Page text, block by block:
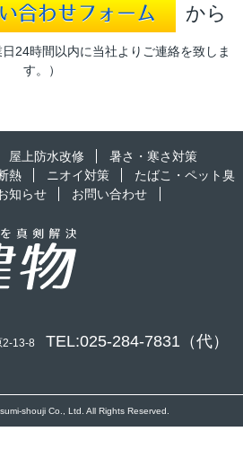
合わせフォーム から
24時間以内に当社よりご連絡を致しま
す。）
屋上防水改修
暑さ・寒さ対策
熱 ニオイ対策
たばこ・ペット臭
知らせ お問い合わせ
2-13-8 TEL:025-284-7831（代）
shouji Co., Ltd. All Rights Reserved.